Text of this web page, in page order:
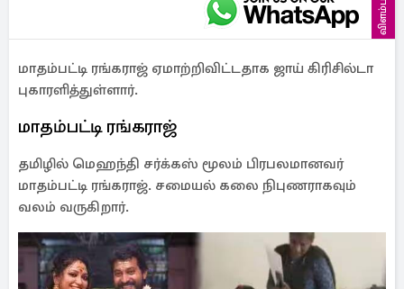
மாதம்பட்டி ரங்கராஜ் ஏமாற்றிவிட்டதாக ஜாய் கிரிசில்டா
புகாரளித்துள்ளார்.
மாதம்பட்டி ரங்கராஜ்
தமிழில் மெஹந்தி சர்க்கஸ் மூலம் பிரபலமானவர்
மாதம்பட்டி ரங்கராஜ். சமையல் கலை நிபுணராகவும்
வலம் வருகிறார்.